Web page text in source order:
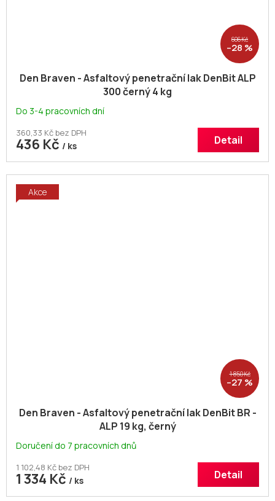
606 Kč
–28 %
Den Braven - Asfaltový penetrační lak DenBit ALP
300 černý 4 kg
Do 3-4 pracovních dní
360,33 Kč bez DPH
436 Kč / ks Detail
Akce
1 850 Kč
–27 %
Den Braven - Asfaltový penetrační lak DenBit BR -
ALP 19 kg, černý
Doručení do 7 pracovních dnů
1 102,48 Kč bez DPH
1 334 Kč / ks Detail